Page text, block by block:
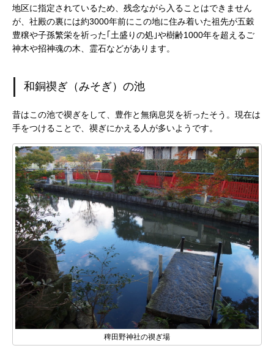
地区に指定されているため、残念ながら入ることはできません
が、社殿の裏には約3000年前にこの地に住み着いた祖先が五穀
豊穣や子孫繁栄を祈った｢土盛りの処｣や樹齢1000年を超えるご
神木や招神魂の木、霊石などがあります。
和銅禊ぎ（みそぎ）の池
昔はこの池で禊ぎをして、豊作と無病息災を祈ったそう。現在は
手をつけることで、禊ぎにかえる人が多いようです。
稗田野神社の禊ぎ場